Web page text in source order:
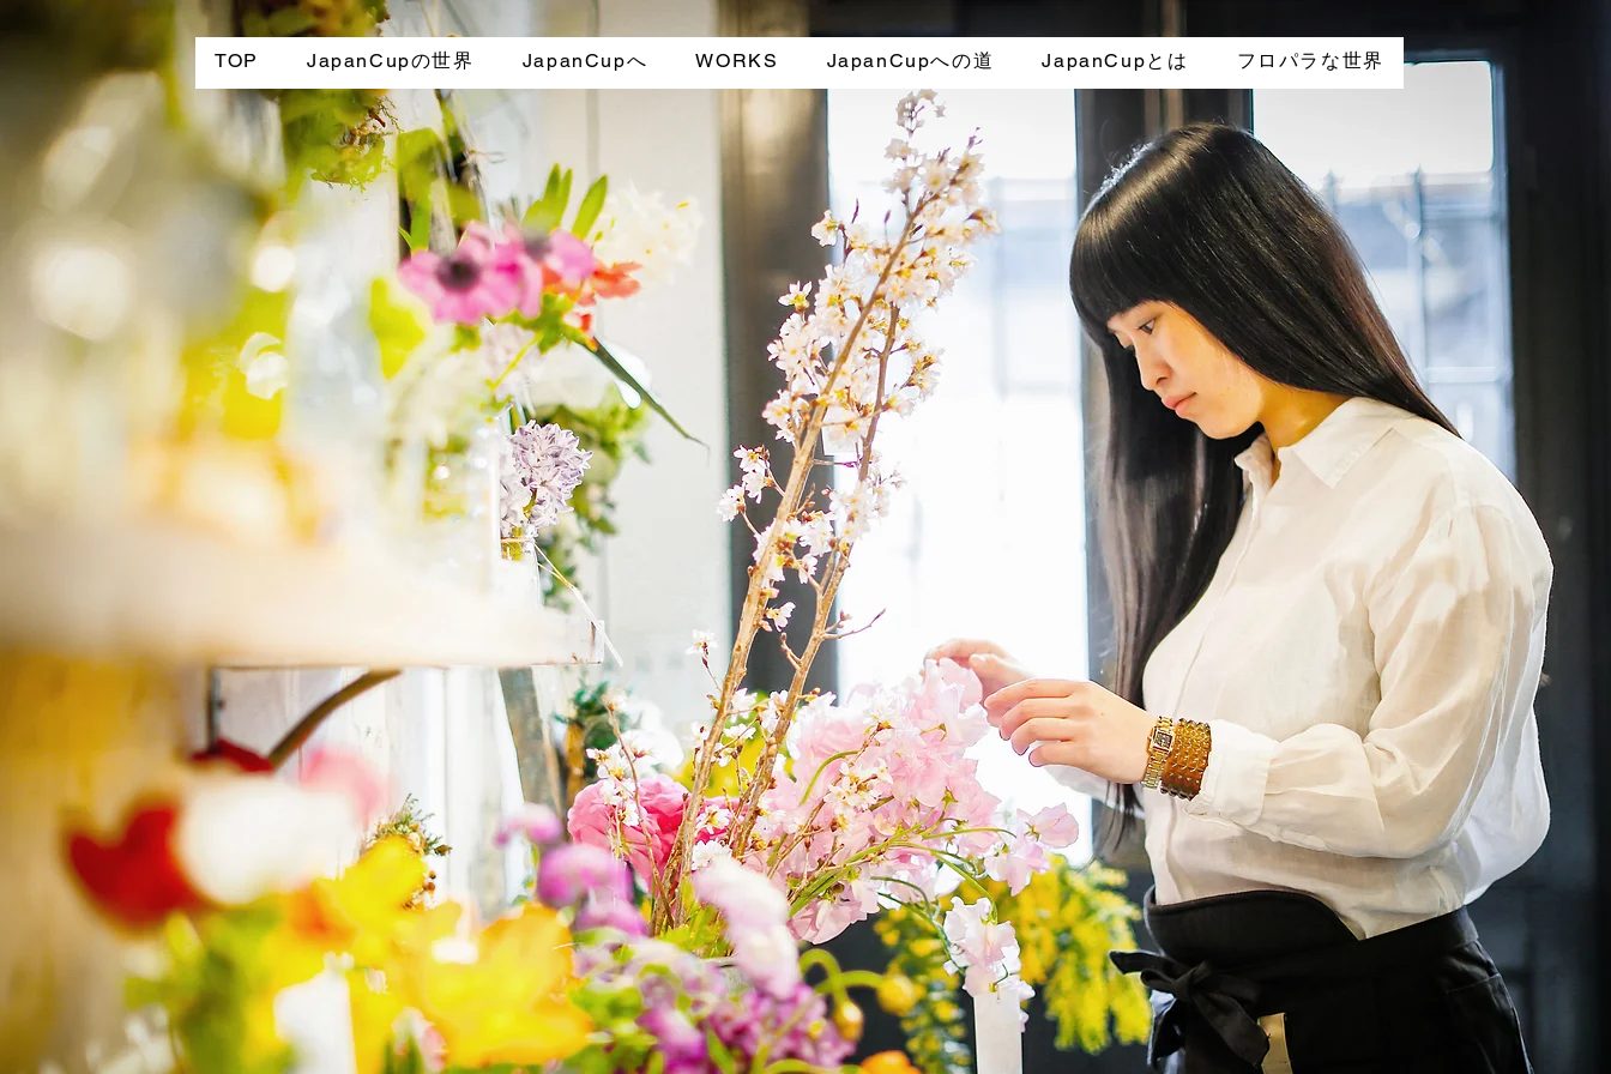
TOP JapanCupの世界 JapanCupへ WORKS JapanCupへの道 JapanCupとは フロパラな世界